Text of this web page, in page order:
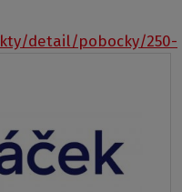
detail/pobocky/250-